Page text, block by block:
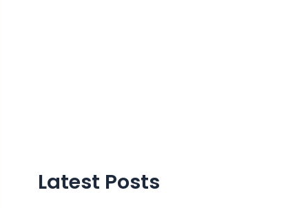
Latest Posts